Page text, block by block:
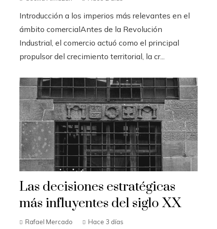
Introducción a los imperios más relevantes en el
ámbito comercialAntes de la Revolución
Industrial, el comercio actuó como el principal
propulsor del crecimiento territorial, la cr...
Las decisiones estratégicas
más influyentes del siglo XX
Rafael Mercado Hace 3 días